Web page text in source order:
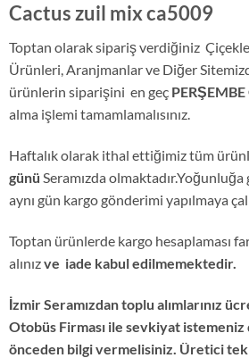
Cactus zuil mix ca5009
Toptan olarak sipariş verdiğiniz
Ürünleri, Aranjmanlar ve Diğer
ürünlerin siparişini en geç
alma işlemi tamamlamalısınız.
Haftalık olarak ithal ettiğimiz tüm
günü Seramızda
aynı gün kargo gönderimi yapılmaya
Toptan ürünlerde kargo hesaplaması
alınızve iade kabul edilmemektedir.
İzmir Seramızdan toplu alımlarınız
Otobüs Firması ile sevkiyat
önceden bilgi vermelisiniz. Üretici